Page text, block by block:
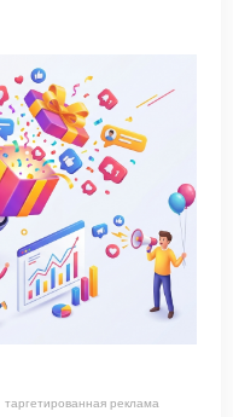
таргетированная реклама